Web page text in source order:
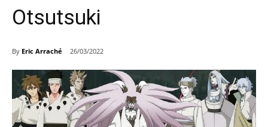
Otsutsuki
By Eric Arraché 26/03/2022